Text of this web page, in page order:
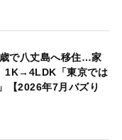
で八丈島へ移住…家
1K→4LDK「東京では
【2026年7月バズり